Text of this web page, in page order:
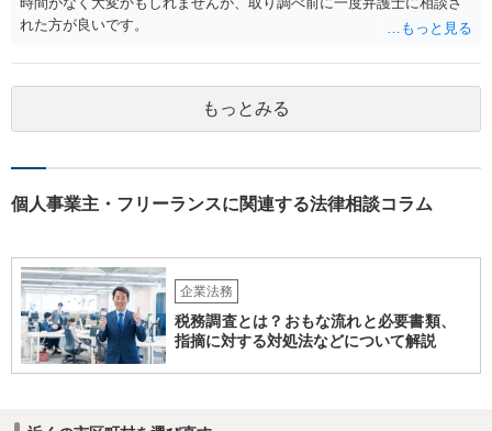
れた方が良いです。
もっとみる
個人事業主・フリーランスに関連する法律相談コラム
企業法務
税務調査とは？おもな流れと必要書類、
指摘に対する対処法などについて解説